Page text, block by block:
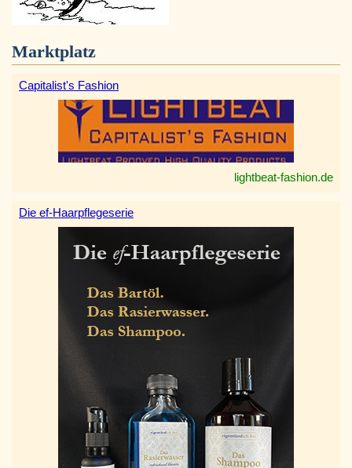
Marktplatz
Capitalist's Fashion
lightbeat-fashion.de
Die ef-Haarpflegeserie